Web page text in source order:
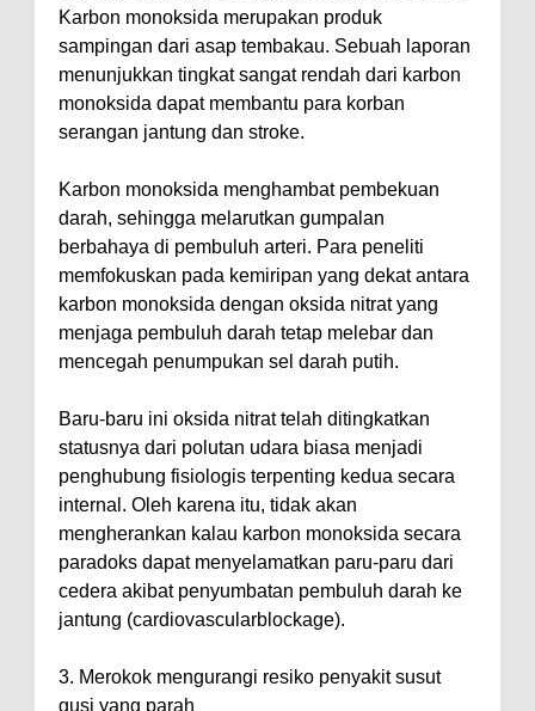
Karbon monoksida merupakan produk
sampingan dari asap tembakau. Sebuah laporan
menunjukkan tingkat sangat rendah dari karbon
monoksida dapat membantu para korban
serangan jantung dan stroke.
Karbon monoksida menghambat pembekuan
darah, sehingga melarutkan gumpalan
berbahaya di pembuluh arteri. Para peneliti
memfokuskan pada kemiripan yang dekat antara
karbon monoksida dengan oksida nitrat yang
menjaga pembuluh darah tetap melebar dan
mencegah penumpukan sel darah putih.
Baru-baru ini oksida nitrat telah ditingkatkan
statusnya dari polutan udara biasa menjadi
penghubung fisiologis terpenting kedua secara
internal. Oleh karena itu, tidak akan
mengherankan kalau karbon monoksida secara
paradoks dapat menyelamatkan paru-paru dari
cedera akibat penyumbatan pembuluh darah ke
jantung (cardiovascularblockage).
3. Merokok mengurangi resiko penyakit susut
gusi yang parah